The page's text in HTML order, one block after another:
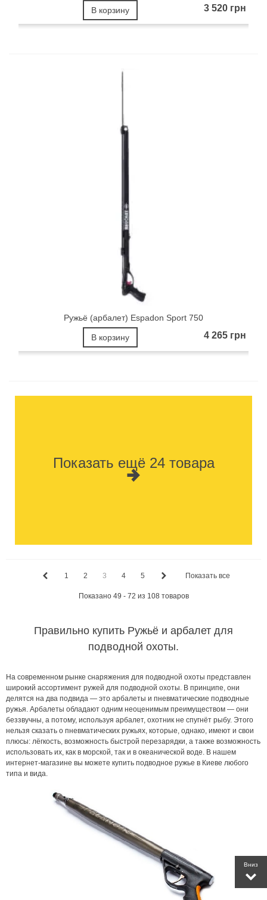
Вниз
3 520 грн
В корзину
Ружьё (арбалет) Espadon Sport 750
4 265 грн
В корзину
Показать ещё 24 товара
1 2 3 4 5 Показать все
Показано 49 - 72 из 108 товаров
Правильно купить Ружьё и арбалет для
подводной охоты.
На современном рынке снаряжения для подводной охоты представлен
широкий ассортимент ружей для подводной охоты. В принципе, они
делятся на два подвида — это арбалеты и пневматические подводные
ружья. Арбалеты обладают одним неоценимым преимуществом — они
беззвучны, а потому, используя арбалет, охотник не спугнёт рыбу. Этого
нельзя сказать о пневматических ружьях, которые, однако, имеют и свои
плюсы: лёгкость, возможность быстрой перезарядки, а также возможность
использовать их, как в морской, так и в океанической воде. В нашем
интернет-магазине вы можете купить подводное ружье в Киеве любого
типа и вида.